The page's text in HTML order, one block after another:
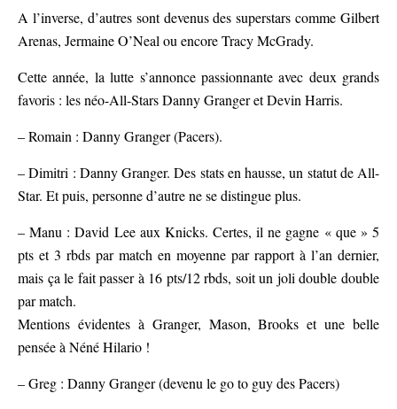
A l’inverse, d’autres sont devenus des superstars comme Gilbert
Arenas, Jermaine O’Neal ou encore Tracy McGrady.
Cette année, la lutte s’annonce passionnante avec deux grands
favoris : les néo-All-Stars Danny Granger et Devin Harris.
– Romain : Danny Granger (Pacers).
– Dimitri : Danny Granger. Des stats en hausse, un statut de All-
Star. Et puis, personne d’autre ne se distingue plus.
– Manu : David Lee aux Knicks. Certes, il ne gagne « que » 5
pts et 3 rbds par match en moyenne par rapport à l’an dernier,
mais ça le fait passer à 16 pts/12 rbds, soit un joli double double
par match.
Mentions évidentes à Granger, Mason, Brooks et une belle
pensée à Néné Hilario !
– Greg : Danny Granger (devenu le go to guy des Pacers)